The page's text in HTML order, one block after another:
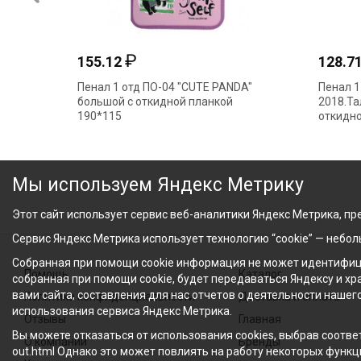
155.12₽
Пенал 1 отд ПО-04 "CUTE PANDA"
большой с откидной планкой
190*115
Пенал
Помощь
Политика конфиденциальности
Отзывы
О компании
Каталог
Доставка и оплата
Главная
Бренды
Мы используем Яндекс Метрику
Этот сайт использует сервис веб-аналитики Яндекс Метрика,
Сервис Яндекс Метрика использует технологию “cookie” —
Собранная при помощи cookie информация не может
собранная при помощи cookie, будет передаваться Яндексу и
вами сайта, составления для нас отчетов о деятельности
использования сервиса Яндекс Метрика.
Вы можете отказаться от использования cookies, выбрав
out.html Однако это может повлиять на работу некоторых